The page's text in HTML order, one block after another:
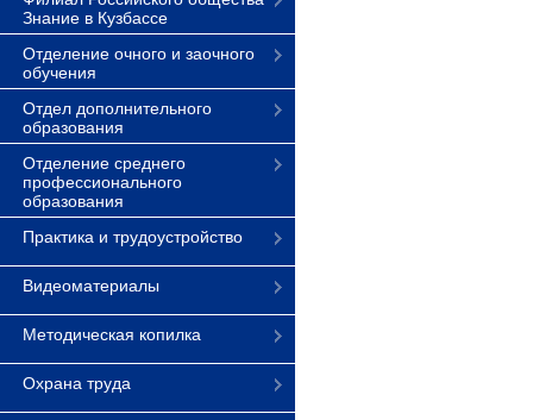
Знание в Кузбассе
Отделение очного и заочного
обучения
Отдел дополнительного
образования
Отделение среднего
профессионального
образования
Практика и трудоустройство
Видеоматериалы
Методическая копилка
Охрана труда